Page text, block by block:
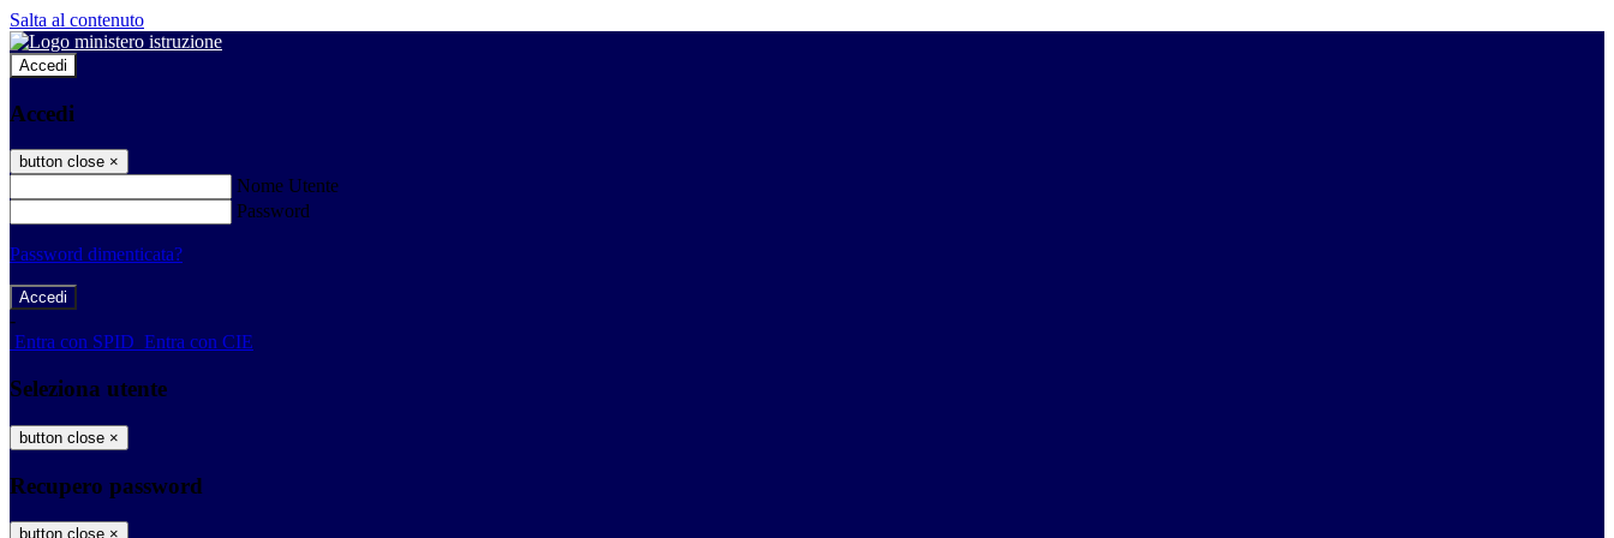
Salta al contenuto
Accedi
Accedi
button close ×
Nome Utente
Password
Password dimenticata?
-
Entra con SPID Entra con CIE
Seleziona utente
button close ×
Recupero password
button close ×